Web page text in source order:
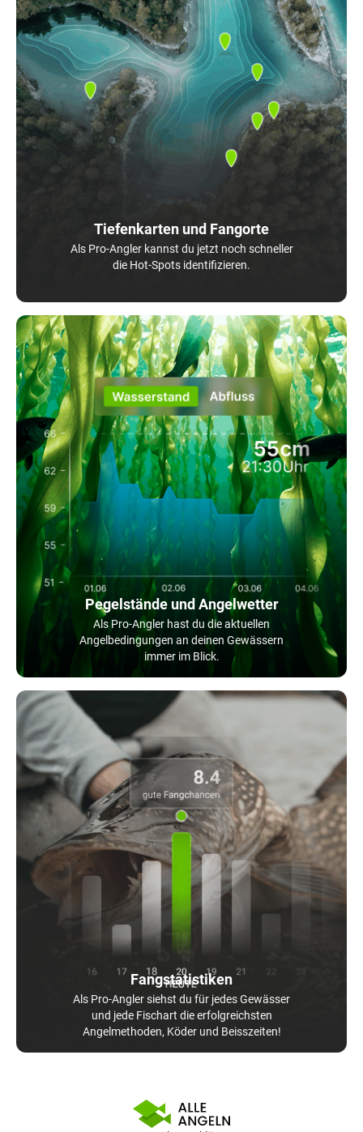
Tiefenkarten und Fangorte
Als Pro-Angler kannst du jetzt noch schneller
die Hot-Spots identifizieren.
Pegelstände und Angelwetter
Als Pro-Angler hast du die aktuellen
Angelbedingungen an deinen Gewässern
immer im Blick.
Fangstatistiken
Als Pro-Angler siehst du für jedes Gewässer
und jede Fischart die erfolgreichsten
Angelmethoden, Köder und Beisszeiten!